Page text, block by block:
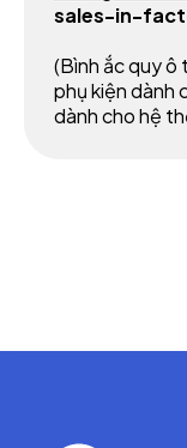
sales-in-
(Bình ắc quy ô
phụ kiện dành
dành cho hệ